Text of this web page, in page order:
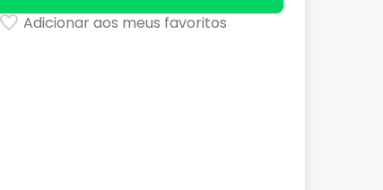
Adicionar aos meus favoritos